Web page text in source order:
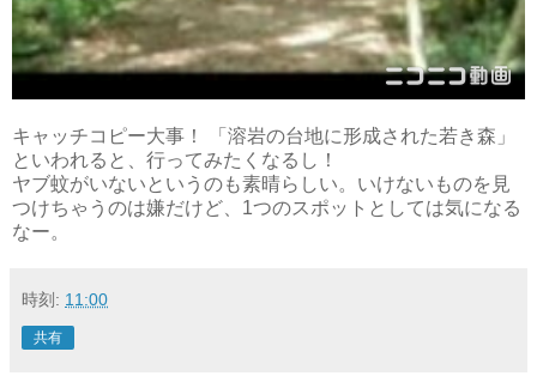
キャッチコピー大事！ 「溶岩の台地に形成された若き森」
といわれると、行ってみたくなるし！
ヤブ蚊がいないというのも素晴らしい。いけないものを見
つけちゃうのは嫌だけど、1つのスポットとしては気になる
なー。
時刻: 11:00
共有